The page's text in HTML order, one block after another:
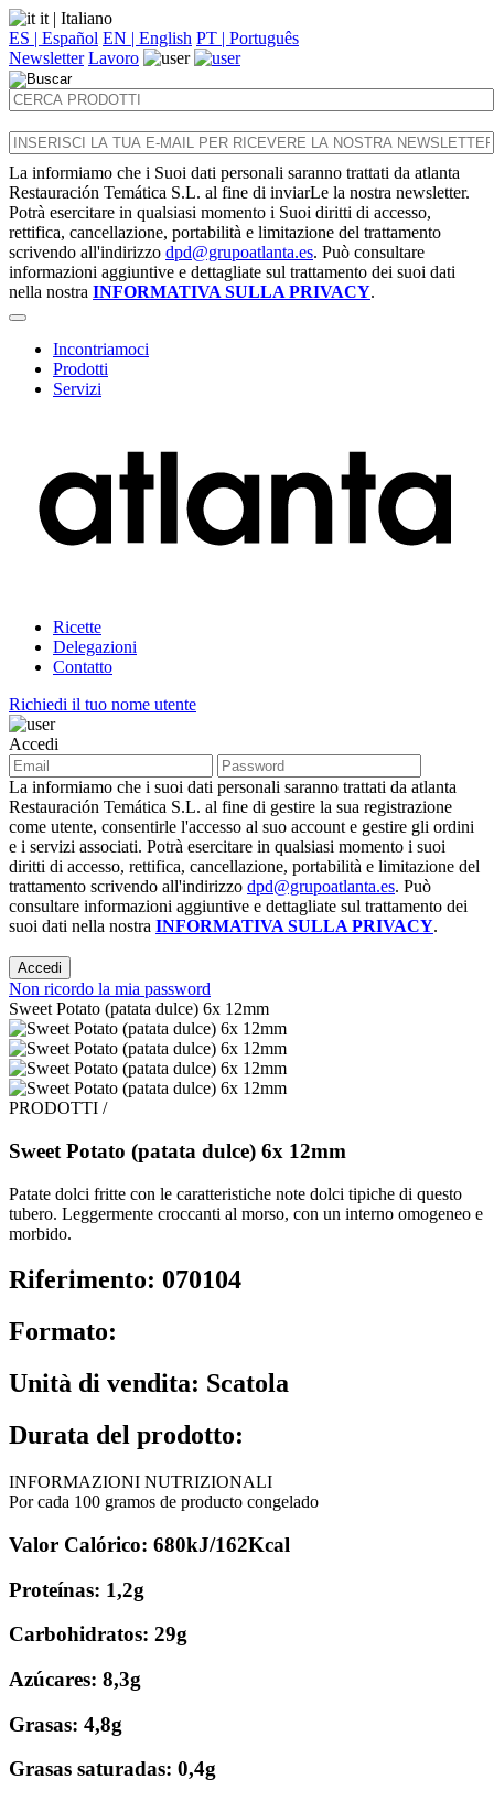
it | Italiano
ES | Español EN | English PT | Português
Newsletter Lavoro
La informiamo che i Suoi dati personali saranno trattati da atlanta
Restauración Temática S.L. al fine di inviarLe la nostra newsletter.
Potrà esercitare in qualsiasi momento i Suoi diritti di accesso,
rettifica, cancellazione, portabilità e limitazione del trattamento
scrivendo all'indirizzo dpd@grupoatlanta.es. Può consultare
informazioni aggiuntive e dettagliate sul trattamento dei suoi dati
nella nostra INFORMATIVA SULLA PRIVACY.
Incontriamoci
Prodotti
Servizi
Ricette
Delegazioni
Contatto
Richiedi il tuo nome utente
Accedi
La informiamo che i suoi dati personali saranno trattati da atlanta
Restauración Temática S.L. al fine di gestire la sua registrazione
come utente, consentirle l'accesso al suo account e gestire gli ordini
e i servizi associati. Potrà esercitare in qualsiasi momento i suoi
diritti di accesso, rettifica, cancellazione, portabilità e limitazione del
trattamento scrivendo all'indirizzo dpd@grupoatlanta.es. Può
consultare informazioni aggiuntive e dettagliate sul trattamento dei
suoi dati nella nostra INFORMATIVA SULLA PRIVACY.
Accedi
Non ricordo la mia password
Sweet Potato (patata dulce) 6x 12mm
PRODOTTI /
Sweet Potato (patata dulce) 6x 12mm
Patate dolci fritte con le caratteristiche note dolci tipiche di questo
tubero. Leggermente croccanti al morso, con un interno omogeneo e
morbido.
Riferimento: 070104
Formato:
Unità di vendita: Scatola
Durata del prodotto:
INFORMAZIONI NUTRIZIONALI
Por cada 100 gramos de producto congelado
Valor Calórico: 680kJ/162Kcal
Proteínas: 1,2g
Carbohidratos: 29g
Azúcares: 8,3g
Grasas: 4,8g
Grasas saturadas: 0,4g